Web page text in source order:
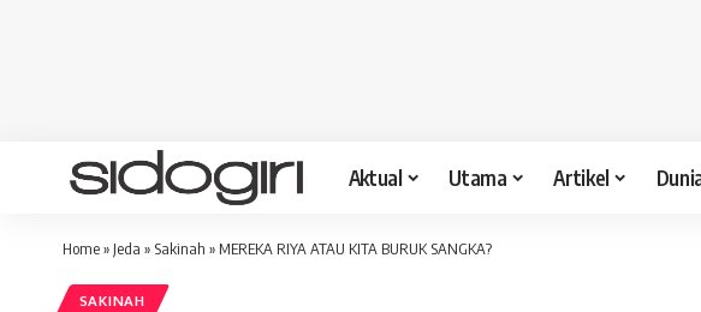
Aktual Utama Artikel
Home» Jeda » Sakinah » MEREKA RIYA ATAU KITA BURUK SANGKA?
SAKINAH